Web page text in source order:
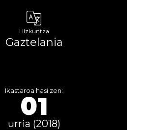
Hizkuntza
Gaztelania
Ikastaroa hasi zen:
01
urria (2018)